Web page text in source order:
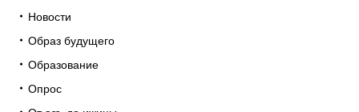
Новости
Образ будущего
Образование
Опрос